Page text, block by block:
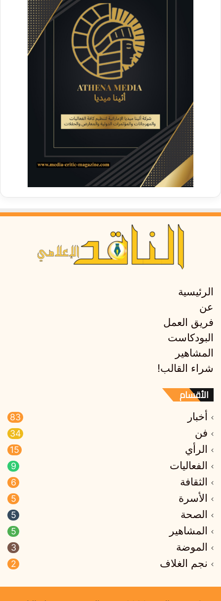
الرئيسية
عن
فريق العمل
البودكاست
المشاهير
شراء القالب!
الأقسام
أخبار 83
فن 34
الرأي 15
الفعاليات 9
الثقافة 6
الأسرة 5
الصحة 5
المشاهير 5
الموضة 3
نجم الغلاف 2